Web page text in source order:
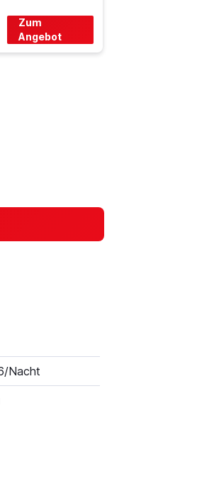
Zum
Angebot
Nacht